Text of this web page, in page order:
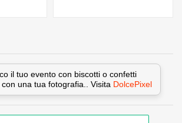
il tuo evento con biscotti o confetti
una tua fotografia.. Visita DolcePixel